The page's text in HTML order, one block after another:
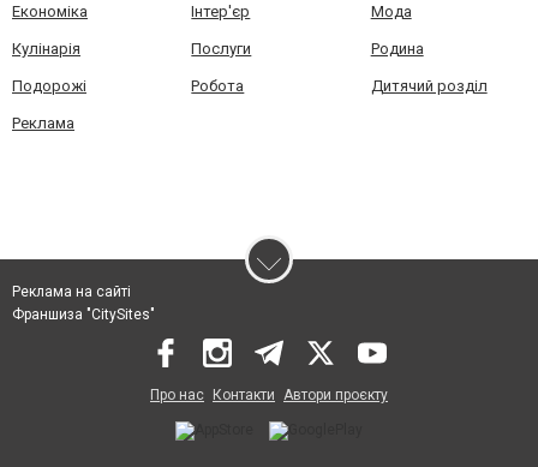
Економіка Інтер'єр Мода
Кулінарія Послуги Родина
Подорожі Робота Дитячий розділ
Реклама
Реклама на сайті
Франшиза "CitySites"
Про нас Контакти Автори проєкту